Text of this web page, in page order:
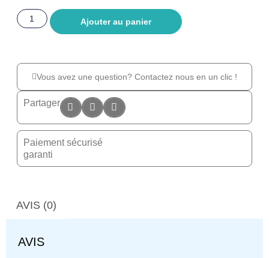
Ajouter au panier
Vous avez une question? Contactez nous en un clic !
Partager
Paiement sécurisé
garanti
AVIS (0)
AVIS